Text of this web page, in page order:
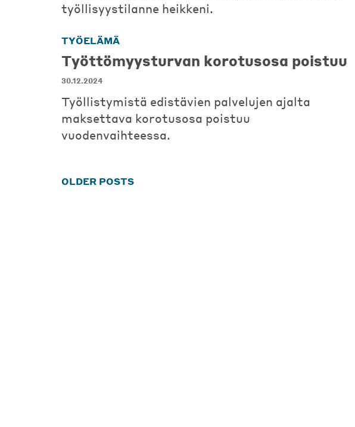
työllisyystilanne heikkeni.
TYÖELÄMÄ
Työttömyysturvan korotusosa poistuu
30.12.2024
Työllistymistä edistävien palvelujen ajalta
maksettava korotusosa poistuu
vuodenvaihteessa.
Posts
OLDER POSTS